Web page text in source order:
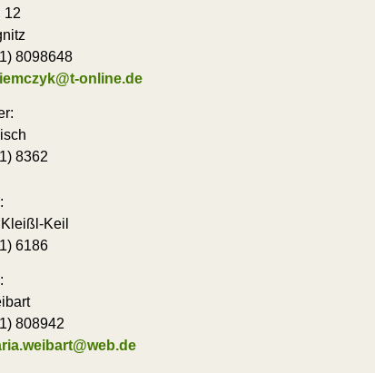
12
8098648
online.de
8362
Keil
6186
808942